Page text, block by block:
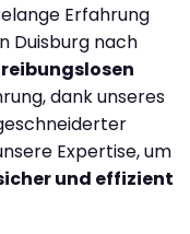
Erfahrung
Duisburg nach
dank unseres
Expertise, um
und effizient